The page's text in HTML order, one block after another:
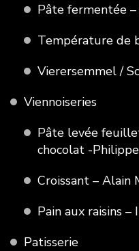
Pâte fermentée
Température de
Vierersemmel /
Viennoiseries
Pâte levée
chocolat -
Croissant – Alain
Pain aux raisins –
Patisserie